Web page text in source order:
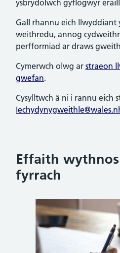
ysbrydolwch gyflogwyr
Gall rhannu eich llwyddiant
weithredu, annog
perfformiad ar draws
Cymerwch olwg ar straeon
gwefan.
Cysylltwch â ni i rannu eich
Effaith
fyrrach